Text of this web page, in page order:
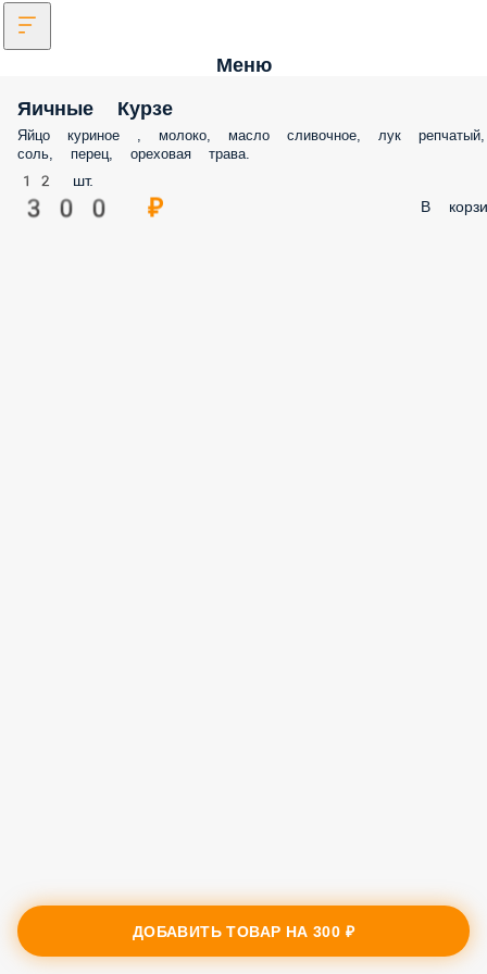
Меню
Яичные Курзе
Яйцо куриное , молоко, масло сливочное, лук репчатый,
соль, перец, ореховая трава.
12 шт.
300 ₽ В
ДОБАВИТЬ ТОВАР НА300 ₽